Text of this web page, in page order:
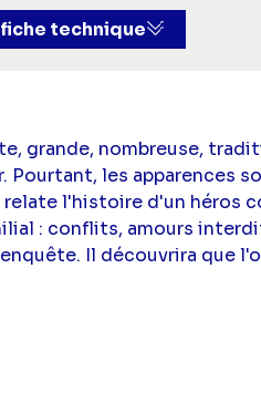
et dialogues :Cécile
Wicart,Julien Massetti
technique
grande, nombreuse,
Pourtant, les apparences
l'histoire d'un héros
: conflits, amours
Il découvrira que